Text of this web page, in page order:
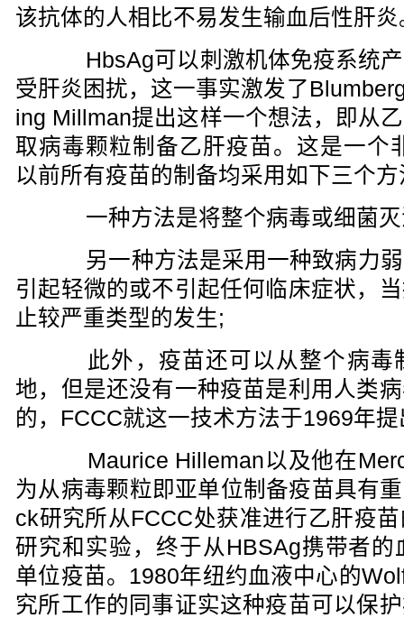
该抗体的人相比不易发生输血后性肝炎
HbsAg可以刺激机体免疫系统产
受肝炎困扰，这一事实激发了
ing Millman提出这样一个想法，即从
取病毒颗粒制备乙肝疫苗。这是一个
以前所有疫苗的制备均采用如下三个
一种方法是将整个病毒或细菌灭
另一种方法是采用一种致病力弱
引起轻微的或不引起任何临床症状，
止较严重类型的发生;
此外，疫苗还可以从整个病毒
地，但是还没有一种疫苗是利用人类
的，FCCC就这一技术方法于1969年
Maurice Hilleman以及他在
为从病毒颗粒即亚单位制备疫苗具有
ck研究所从FCCC处获准进行乙肝疫
研究和实验，终于从HBSAg携带者
单位疫苗。1980年纽约血液中心的
究所工作的同事证实这种疫苗可以保